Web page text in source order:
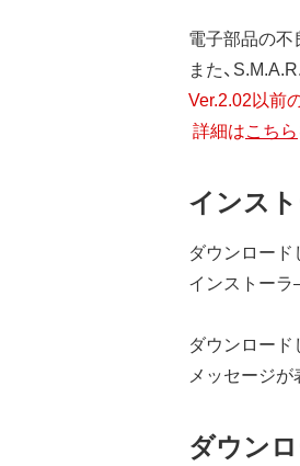
電子部品の不
また、
Ver.2.02以前
詳細はこちら
インス
ダウンロード
インストーラ
ダウンロード
メッセージ
ダウン